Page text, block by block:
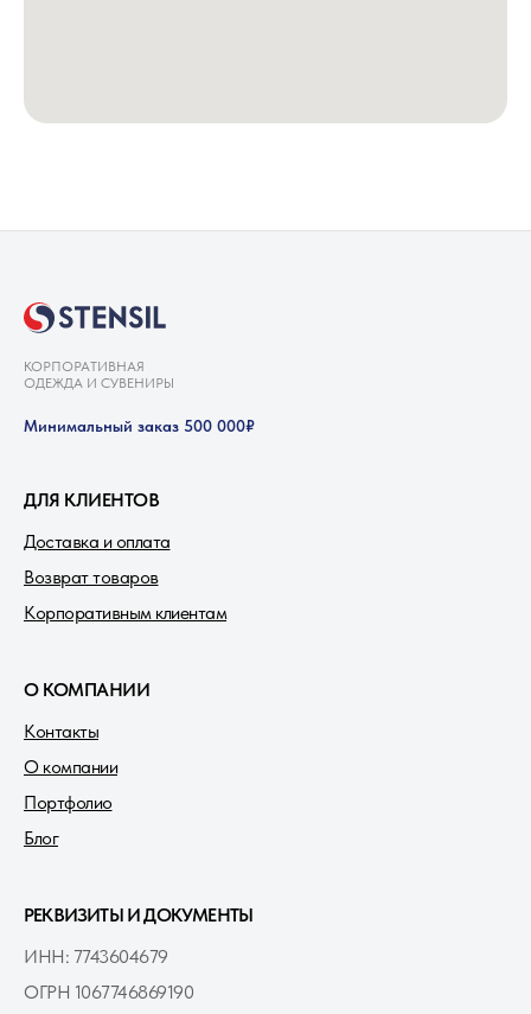
КОРПОРАТИВНАЯ
ОДЕЖДА И СУВЕНИРЫ
Минимальный заказ 500 000₽
Доставка и оплата
ДЛЯ КЛИЕНТОВ
Возврат товаров
Корпоративным клиентам
ИНН: 7743604679
О КОМПАНИИ
Портфолио
Блог
О компании
Контакты
ОГРН 1067746869190
РЕКВИЗИТЫ И ДОКУМЕНТЫ